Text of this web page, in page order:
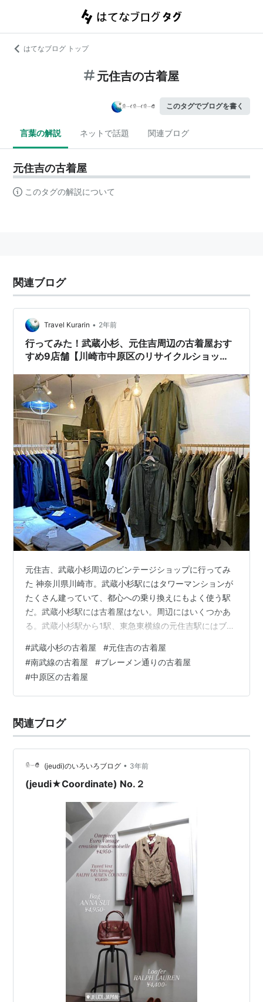
はてなブログ トップ
元住吉の古着屋
このタグでブログを書く
言葉の解説 ネットで話題 関連ブログ
元住吉の古着屋
このタグの解説について
関連ブログ
Travel Kurarin • 2年前
行ってみた！武蔵小杉、元住吉周辺の古着屋おす
すめ9店舗【川崎市中原区のリサイクルショッ
元住吉、武蔵小杉周辺のビンテージショップに行ってみ
た 神奈川県川崎市。武蔵小杉駅にはタワーマンションが
たくさん建っていて、都心への乗り換えにもよく使う駅
だ。武蔵小杉駅には古着屋はない。周辺にはいくつかあ
る。武蔵小杉駅から1駅、東急東横線の元住吉駅にはブレ
る。他には新丸子駅、等々力陸上競技場近くにも古着屋
がある。周辺にいくつか古着屋があるので、全て行って
みた。 元住吉、武蔵小杉周辺のビンテージショップに行
ってみた 武蔵小杉の古着屋、リサイクルショップ セカン
サイクルショップ ユーズレット元住吉店…
#武蔵小杉の古着屋 #元住吉の古着屋
#南武線の古着屋 #ブレーメン通りの古着屋
#中原区の古着屋
関連ブログ
(jeudi)のいろいろブログ • 3年前
(jeudi★Coordinate) No.２